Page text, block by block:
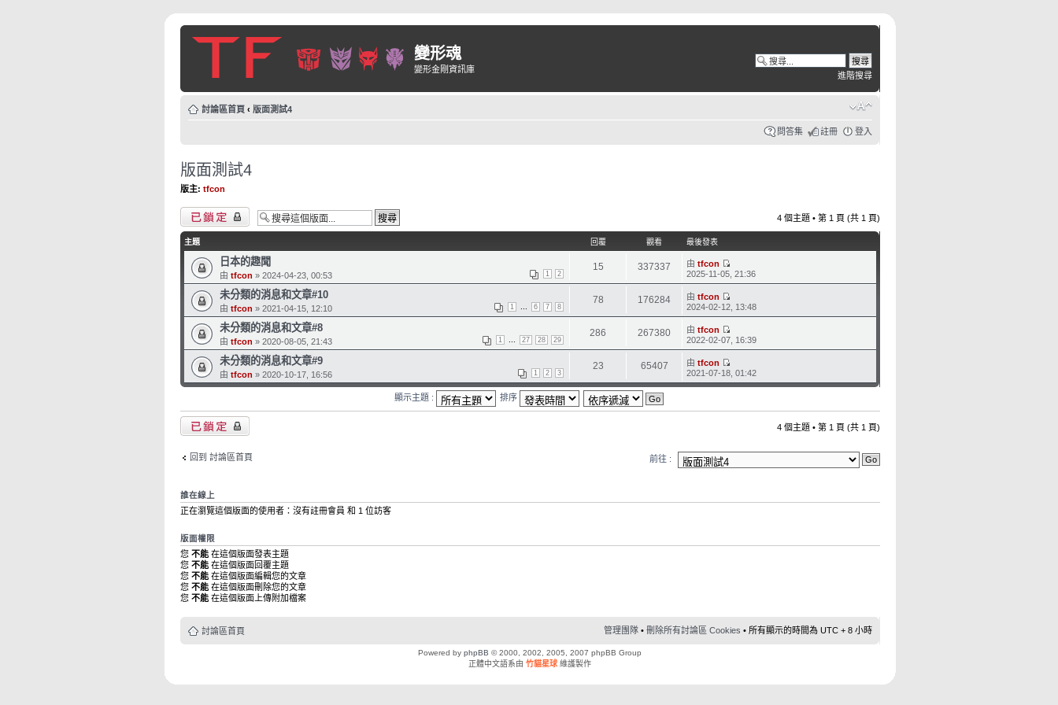
變形魂
變形金剛資訊庫
進階搜尋
討論區首頁 ‹ 版面測試4
問答集 註冊 登入
版面測試4
版主: tfcon
版面鎖定 4 個主題 • 第 1 頁 (共 1 頁)
主題 回覆 觀看 最後發表
日本的趣聞
1 2
由 tfcon » 2024-04-23, 00:53
15 337337 由tfcon
2025-11-05, 21:36
未分類的消息和文章#10
1 6 7 8
由 tfcon » 2021-04-15, 12:10
78 176284 由tfcon
2024-02-12, 13:48
未分類的消息和文章#8
1 27 28 29
由 tfcon » 2020-08-05, 21:43
286 267380 由tfcon
2022-02-07, 16:39
未分類的消息和文章#9
1 2 3
由 tfcon » 2020-10-17, 16:56
23 65407 由tfcon
2021-07-18, 01:42
顯示主題 : 排序
版面鎖定 4 個主題 • 第 1 頁 (共 1 頁)
回到 討論區首頁 前往 :
誰在線上
正在瀏覽這個版面的使用者：沒有註冊會員 和 1 位訪客
版面權限
您 不能在這個版面發表主題
您 不能在這個版面回覆主題
您 不能在這個版面編輯您的文章
您 不能在這個版面刪除您的文章
您 不能在這個版面上傳附加檔案
討論區首頁 管理團隊 •刪除所有討論區 Cookies • 所有顯示的時間為 UTC + 8 小時
Powered byphpBB © 2000, 2002, 2005, 2007 phpBB Group
正體中文語系由竹貓星球 維護製作